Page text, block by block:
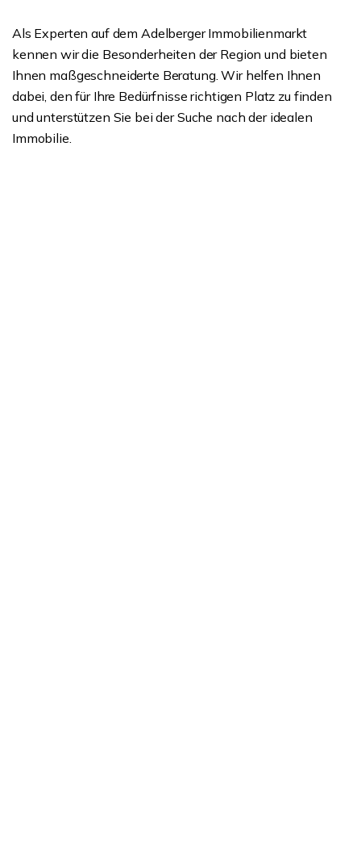
Als Experten auf dem Adelberger Immobilienmarkt
kennen wir die Besonderheiten der Region und bieten
Ihnen maßgeschneiderte Beratung. Wir helfen Ihnen
dabei, den für Ihre Bedürfnisse richtigen Platz zu finden
und unterstützen Sie bei der Suche nach der idealen
Immobilie.